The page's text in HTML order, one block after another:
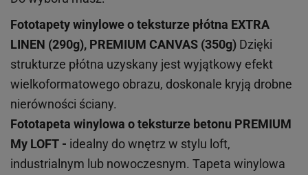
Fototapety winylowe oteksturze płótna EXTRA
LINEN (290g), PREMIUM CANVAS (350g) Dzięki
strukturze płótna uzyskany jest wyjątkowy efekt
wielkoformatowego obrazu, doskonale kryją drobne
nierówności ściany.
Fototapeta winylowa oteksturze betonu PREMIUM
My LOFT - idealny do wnętrz w stylu loft,
industrialnym lub nowoczesnym. Tapeta winylowa